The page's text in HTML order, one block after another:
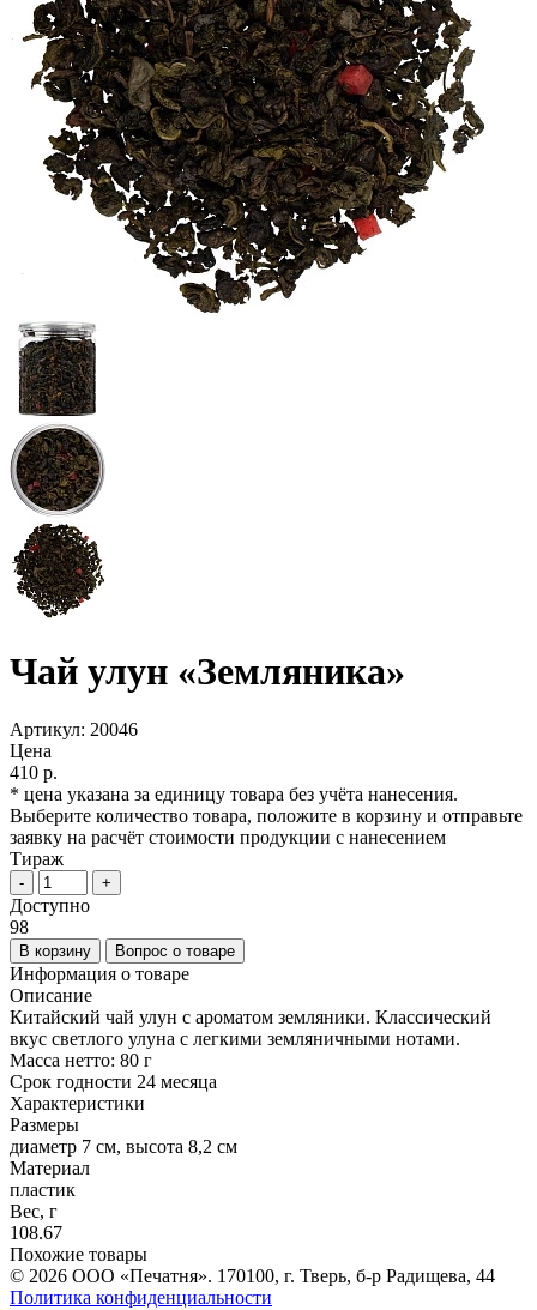
Чай улун «Земляника»
Артикул: 20046
Цена
410 р.
* цена указана за единицу товара без учёта нанесения.
Выберите количество товара, положите в корзину и отправьте
заявку на расчёт стоимости продукции с нанесением
Тираж
- +
Доступно
98
В корзину Вопрос о товаре
Информация о товаре
Описание
Китайский чай улун с ароматом земляники. Классический
вкус светлого улуна с легкими земляничными нотами.
Масса нетто: 80 г
Срок годности 24 месяца
Характеристики
Размеры
диаметр 7 см, высота 8,2 см
Материал
пластик
Вес, г
108.67
Похожие товары
© 2026 ООО «Печатня». 170100, г. Тверь, б-р Радищева, 44
Политика конфиденциальности